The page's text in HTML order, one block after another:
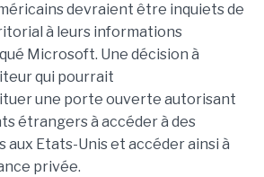
devraient être inquiets de
à leurs informations
Microsoft. Une décision à
qui pourrait
une porte ouverte autorisant
étrangers à accéder à des
aux Etats-Unis et accéder ainsi à
privée.